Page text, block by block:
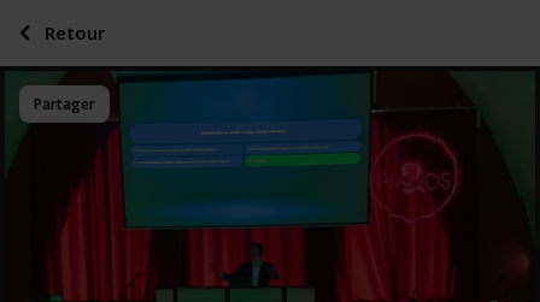
Partager
Retour